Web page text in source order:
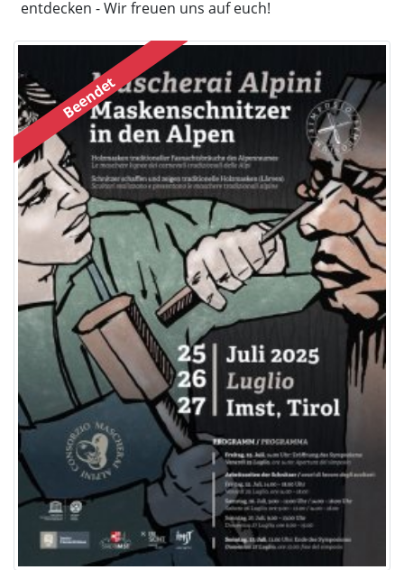
entdecken - Wir freuen uns auf euch!
Beendet